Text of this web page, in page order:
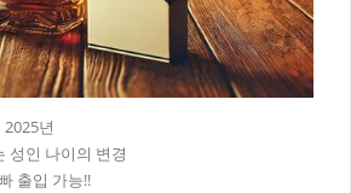
년
성인 나이의 변경
출입 가능!!